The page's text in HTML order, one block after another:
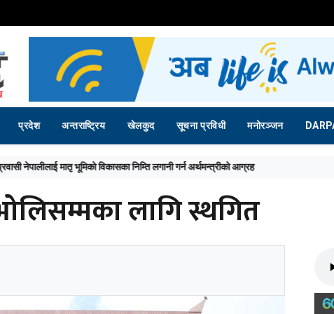
प्रदेश अन्तराष्ट्रिय खेलकुद सूचना प्रविधी मनोरञ्जन
लागि स्थगित